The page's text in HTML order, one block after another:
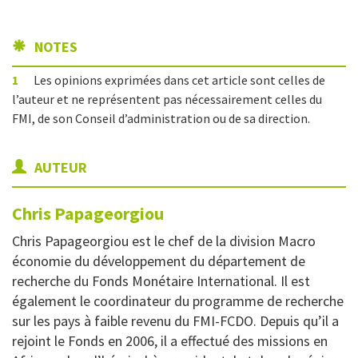
NOTES
1
Les opinions exprimées dans cet article sont celles de
l’auteur et ne représentent pas nécessairement celles du
FMI, de son Conseil d’administration ou de sa direction.
AUTEUR
Chris Papageorgiou
Chris Papageorgiou est le chef de la division Macro
économie du développement du département de
recherche du Fonds Monétaire International. Il est
également le coordinateur du programme de recherche
sur les pays à faible revenu du FMI-FCDO. Depuis qu’il a
rejoint le Fonds en 2006, il a effectué des missions en